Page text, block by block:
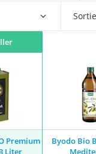
Premium
Liter
Byodo Bio